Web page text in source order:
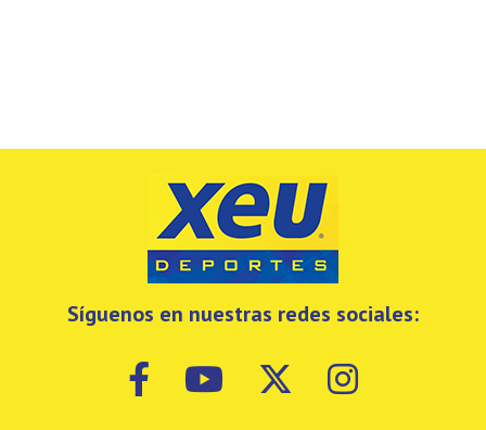
Síguenos en nuestras redes sociales: